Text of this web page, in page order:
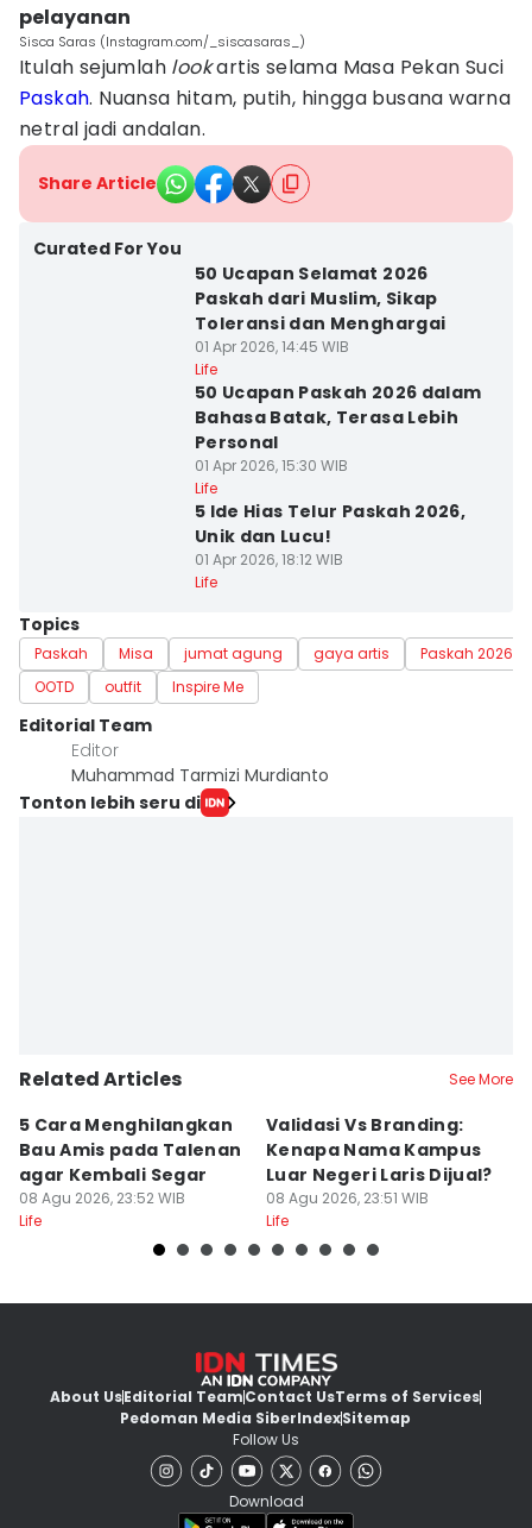
pelayanan
Sisca Saras (Instagram.com/_siscasaras_)
Itulah sejumlah lookartis selama Masa Pekan Suci
Paskah. Nuansa hitam, putih, hingga busana warna
netral jadi andalan.
Share Article
Curated For You
50 Ucapan Selamat 2026
Paskah dari Muslim, Sikap
Toleransi dan Menghargai
01 Apr 2026, 14:45 WIB
Life
50 Ucapan Paskah 2026 dalam
Bahasa Batak, Terasa Lebih
Personal
01 Apr 2026, 15:30 WIB
Life
5 Ide Hias Telur Paskah 2026,
Unik dan Lucu!
01 Apr 2026, 18:12 WIB
Life
Topics
Paskah Misa jumat agung gaya artis
Paskah 2026
OOTD
outfit Inspire Me
Editorial Team
Editor
Muhammad Tarmizi Murdianto
Tonton lebih seru di
Related Articles See More
5 Cara Menghilangkan
Bau Amis pada Talenan
agar Kembali Segar
08 Agu 2026, 23:52 WIB
Life
Validasi Vs Branding:
Kenapa Nama Kampus
Luar Negeri Laris Dijual?
08 Agu 2026, 23:51 WIB
Life
About UsEditorial TeamContact UsTerms of Services
Pedoman Media SiberIndexSitemap
Follow Us
Download